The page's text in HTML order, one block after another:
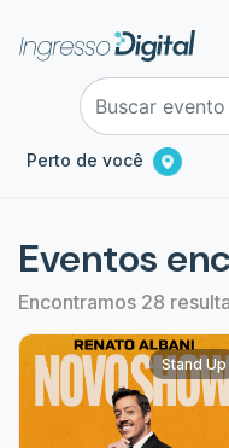
Perto de você
Eventos
Encontramos 28
Stand Up